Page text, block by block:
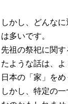
しかし、どんな
は多いです。
先祖の祭祀に関
たような話は、よ
日本の「家」を
しかし、特定の